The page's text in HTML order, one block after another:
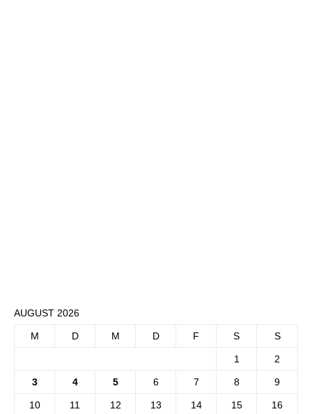
AUGUST 2026
M D M D F S S
1 2
3 4 5 6 7 8 9
10 11 12 13 14 15 16